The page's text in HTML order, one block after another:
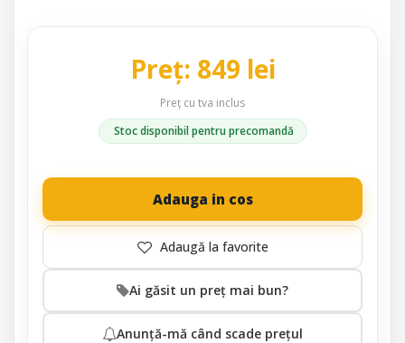
Preț: 849 lei
Preț cu tva inclus
Stoc disponibil pentru precomandă
Adauga in cos
Ai găsit un preț mai bun?
Anunță-mă când scade prețul